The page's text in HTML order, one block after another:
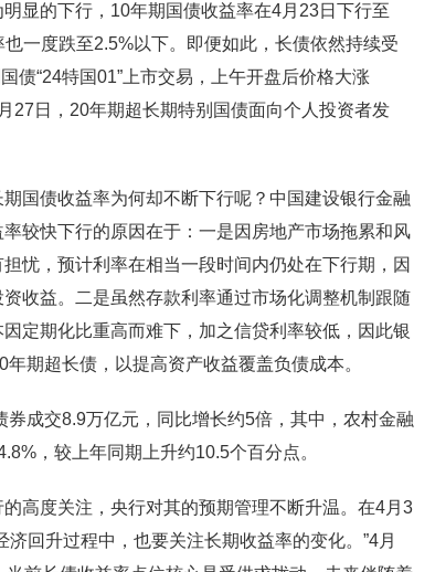
显的下行，10年期国债收益率在4月23日下行至
一度跌至2.5%以下。即便如此，长债依然持续受
债“24特国01”上市交易，上午开盘后价格大涨
27日，20年期超长期特别国债面向个人投资者发
国债收益率为何却不断下行呢？中国建设银行金融
较快下行的原因在于：一是因房地产市场拖累和风
忧，预计利率在相当一段时间内仍处在下行期，因
收益。二是虽然存款利率通过市场化调整机制跟随
定期化比重高而难下，加之信贷利率较低，因此银
期超长债，以提高资产收益覆盖负债成本。
成交8.9万亿元，同比增长约5倍，其中，农村金融
，较上年同期上升约10.5个百分点。
高度关注，央行对其的预期管理不断升温。在4月3
回升过程中，也要关注长期收益率的变化。”4月